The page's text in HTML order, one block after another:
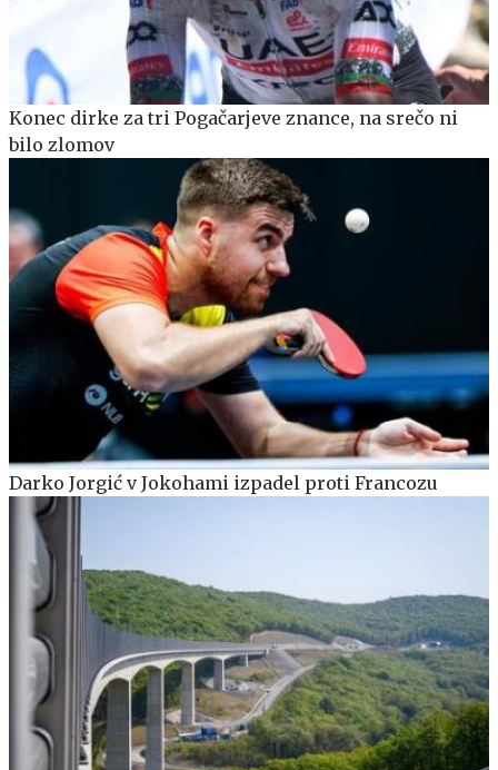
Konec dirke za tri Pogačarjeve znance, na srečo ni
bilo zlomov
Darko Jorgić v Jokohami izpadel proti Francozu